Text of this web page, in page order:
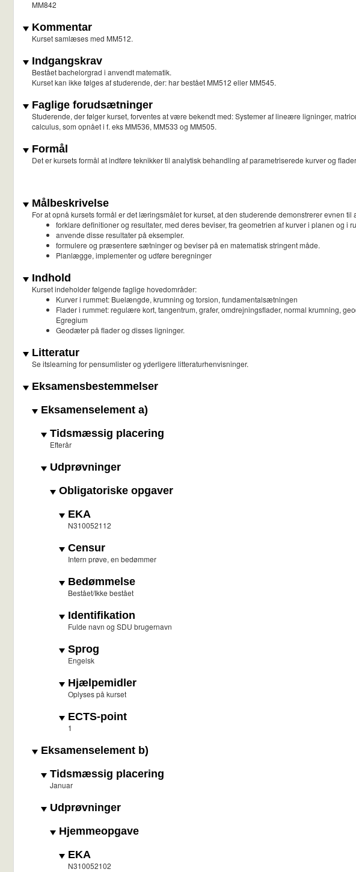
MM842
Kommentar
Kurset samlæses med MM512.
Indgangskrav
Bestået bachelorgrad i anvendt matematik.
Kurset kan ikke følges af studerende, der: har bestået MM512 eller MM545.
Faglige forudsætninger
Studerende, der følger kurset, forventes at være bekendt med: Systemer af lineære ligninger,
calculus, som opnået i f. eks MM536, MM533 og MM505.
Formål
Det er kursets formål at indføre teknikker til analytisk behandling af parametriserede kurver og
Målbeskrivelse
For at opnå kursets formål er det læringsmålet for kurset, at den studerende demonstrerer evnen til
forklare definitioner og resultater, med deres beviser, fra geometrien af kurver i planen og i
anvende disse resultater på eksempler.
formulere og præsentere sætninger og beviser på en matematisk stringent måde.
Planlægge, implementer og udføre beregninger
Indhold
Kurset indeholder følgende faglige hovedområder:
Kurver i rummet: Buelængde, krumning og torsion, fundamentalsætningen
Flader i rummet: regulære kort, tangentrum, grafer, omdrejningsflader, normal krumning,
Egregium
Geodæter på flader og disses ligninger.
Litteratur
Se itslearning for pensumlister og yderligere litteraturhenvisninger.
Eksamensbestemmelser
Eksamenselement a)
Tidsmæssig placering
Efterår
Udprøvninger
Obligatoriske opgaver
EKA
N310052112
Censur
Intern prøve, en bedømmer
Bedømmelse
Bestået/Ikke bestået
Identifikation
Fulde navn og SDU brugernavn
Sprog
Engelsk
Hjælpemidler
Oplyses på kurset
ECTS-point
1
Eksamenselement b)
Tidsmæssig placering
Januar
Udprøvninger
Hjemmeopgave
EKA
N310052102